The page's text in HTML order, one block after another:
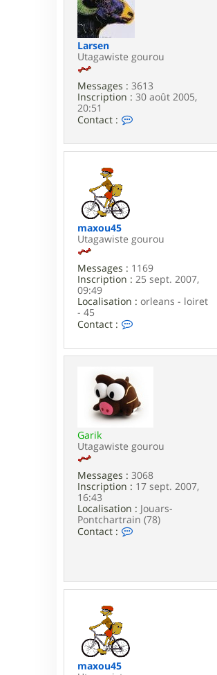
r
s
n
Larsen
Utagawiste gourou
Messages : 3613
Inscription : 30 août 2005,
20:51
Contact :
t
r
e
n
maxou45
Utagawiste gourou
Messages : 1169
Inscription : 25 sept. 2007,
09:49
Localisation : orleans - loiret
- 45
Contact :
n
t
t
e
r
m
x
o
4
5
Garik
Utagawiste gourou
Messages : 3068
Inscription : 17 sept. 2007,
16:43
Localisation : Jouars-
Pontchartrain (78)
Contact :
c
maxou45